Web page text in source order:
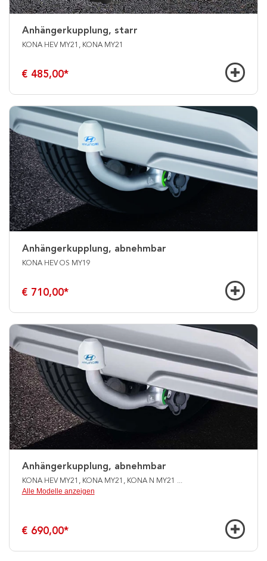
Anhängerkupplung, starr
KONA HEV MY21, KONA MY21
€ 485,00*
Anhängerkupplung, abnehmbar
KONA HEV OS MY19
€ 710,00*
Anhängerkupplung, abnehmbar
KONA HEV MY21, KONA MY21, KONA N MY21 ...
Alle Modelle anzeigen
€ 690,00*